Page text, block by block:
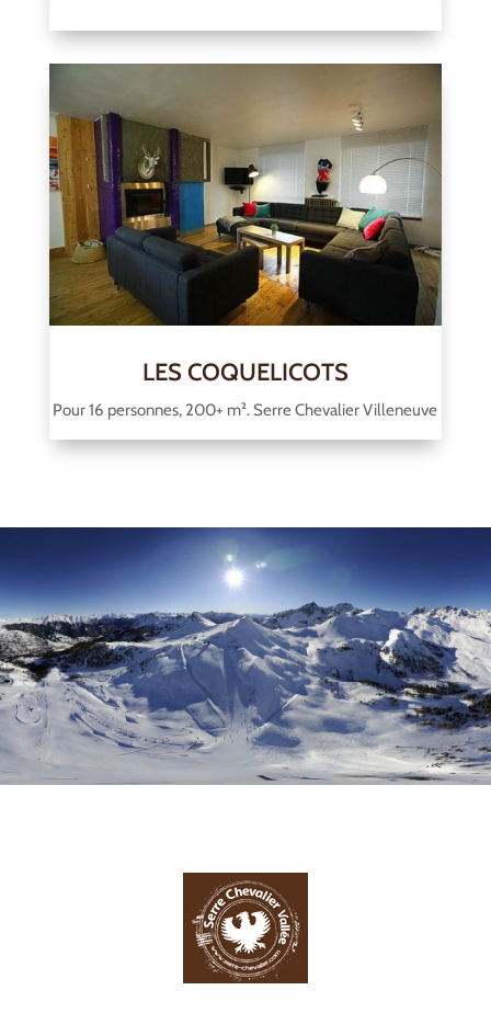
LES COQUELICOTS
Pour 16 personnes, 200+ m². Serre Chevalier Villeneuve